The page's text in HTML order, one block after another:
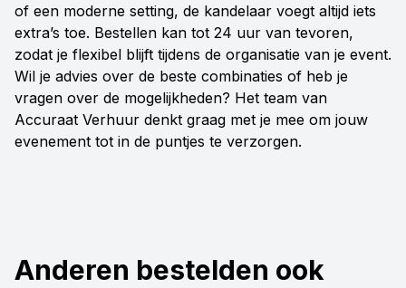
of een moderne setting, de kandelaar voegt altijd iets
extra’s toe. Bestellen kan tot 24 uur van tevoren,
zodat je flexibel blijft tijdens de organisatie van je event.
Wil je advies over de beste combinaties of heb je
vragen over de mogelijkheden? Het team van
Accuraat Verhuur denkt graag met je mee om jouw
evenement tot in de puntjes te verzorgen.
Anderen bestelden ook